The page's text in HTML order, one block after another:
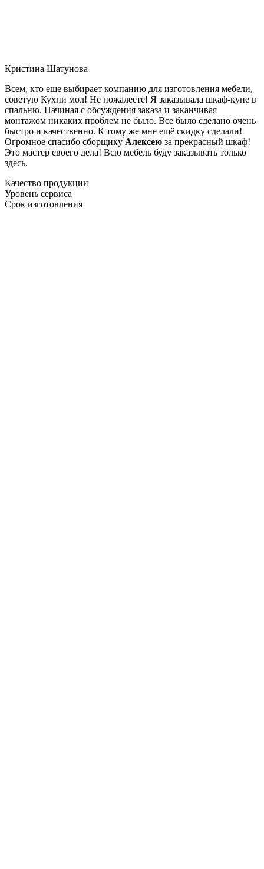
Кристина Шатунова
Всем, кто еще выбирает компанию для изготовления мебели,
советую Кухни мол! Не пожалеете! Я заказывала шкаф-купе в
спальню. Начиная с обсуждения заказа и заканчивая
монтажом никаких проблем не было. Все было сделано очень
быстро и качественно. К тому же мне ещё скидку сделали!
Огромное спасибо сборщику Алексею за прекрасный шкаф!
Это мастер своего дела! Всю мебель буду заказывать только
здесь.
Качество продукции
Уровень сервиса
Срок изготовления